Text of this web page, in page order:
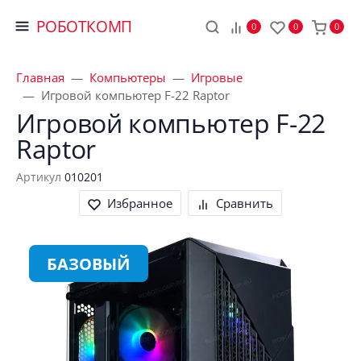
РОБОТКОМП 0 0 0
Главная Компьютеры
Игровые
Игровой компьютер F-22 Raptor
Игровой компьютер F-22
Raptor
Артикул 010201
Избранное Сравнить
БАЗОВЫЙ